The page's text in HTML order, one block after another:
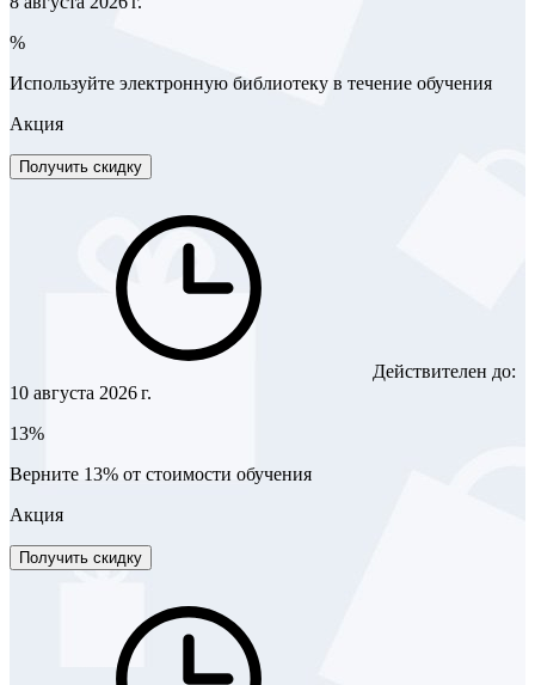
%
Используйте электронную библиотеку в течение обучения
Акция
Получить скидку
Действителен до:
10 августа 2026 г.
13%
Верните 13% от стоимости обучения
Акция
Получить скидку